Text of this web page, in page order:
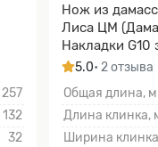
257
132
32
Нож из
Лиса ЦМ
Накладки G10
5.0• 2 отзыва
Общая длина,
Длина клинка,
Ширина